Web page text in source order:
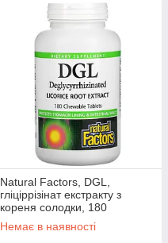
Natural Factors, DGL,
гліціррізінат екстракту з
кореня солодки, 180
жувальних таблеток
Немає в наявності